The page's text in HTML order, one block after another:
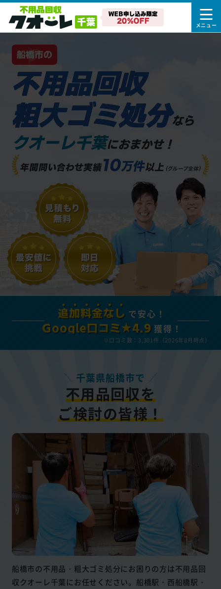
船橋市の
不用品回収
粗大ゴミ処分なら
クオーレ千葉におまかせ！
追加料金なし で安心！
Google口コミ★4.9 獲得！
※口コミ数：3,301件（2026年8月時点）
千葉県船橋市で
不用品回収を
ご検討の皆様！
船橋市の不用品・粗大ゴミ処分にお困りの方は不用品回
収クオーレ千葉にお任せください。船橋駅・西船橋駅・